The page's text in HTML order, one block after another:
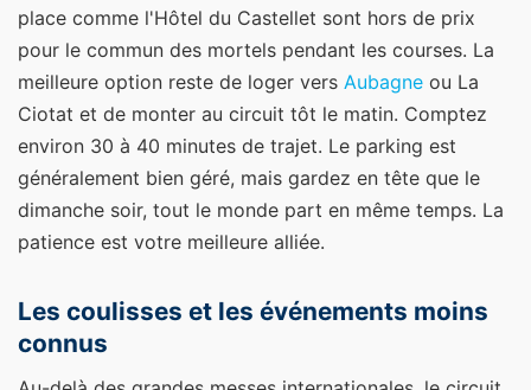
place comme l'Hôtel du Castellet sont hors de prix
pour le commun des mortels pendant les courses. La
meilleure option reste de loger vers Aubagne ou La
Ciotat et de monter au circuit tôt le matin. Comptez
environ 30 à 40 minutes de trajet. Le parking est
généralement bien géré, mais gardez en tête que le
dimanche soir, tout le monde part en même temps. La
patience est votre meilleure alliée.
Les coulisses et les événements moins
connus